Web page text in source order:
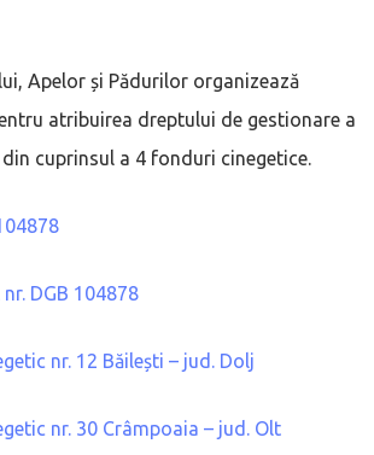
Apelor și Pădurilor organizează
atribuirea dreptului de gestionare a
cuprinsul a 4 fonduri cinegetice.
DGB 104878
nr. 12 Băilești – jud. Dolj
nr. 30 Crâmpoaia – jud. Olt